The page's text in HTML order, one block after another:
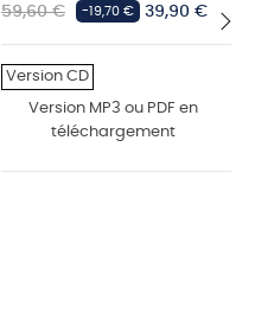
Prix
59,60 € -19,70 € Prix
39,90 €
Version CD
Version MP3 ou PDF en
téléchargement